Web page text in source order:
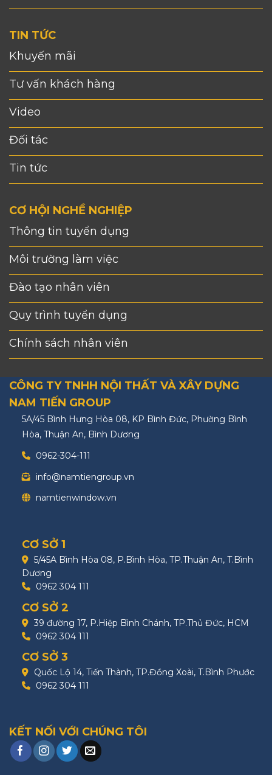
TIN TỨC
Khuyến mãi
Tư vấn khách hàng
Video
Đối tác
Tin tức
CƠ HỘI NGHỀ NGHIỆP
Thông tin tuyển dụng
Môi trường làm việc
Đào tạo nhân viên
Quy trình tuyển dụng
Chính sách nhân viên
CÔNG TY TNHH NỘI THẤT VÀ XÂY DỰNG
NAM TIẾN GROUP
5A/45 Bình Hưng Hòa 08, KP Bình Đức, Phường Bình
Hòa, Thuận An, Bình Dương
0962-304-111
info@namtiengroup.vn
namtienwindow.vn
CƠ SỞ 1
5/45A Bình Hòa 08, P.Bình Hòa, TP.Thuận An, T.Bình
Dương
0962 304 111
CƠ SỞ 2
39 đường 17, P.Hiệp Bình Chánh, TP.Thủ Đức, HCM
0962 304 111
CƠ SỞ 3
Quốc Lộ 14, Tiến Thành, TP.Đồng Xoài, T.Bình Phước
0962 304 111
KẾT NỐI VỚI CHÚNG TÔI